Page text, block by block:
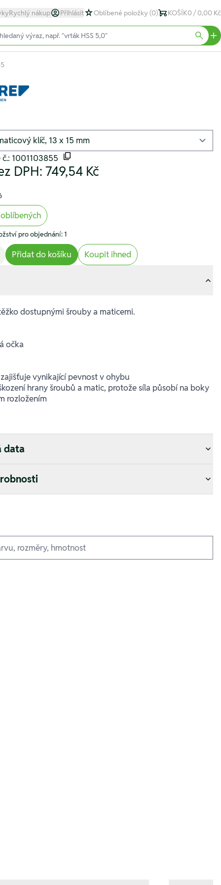
Rychlý nákup Přihlásit Oblíbené položky (0) KOŠÍK0 / 0,00 Kč
1001103855
DPH:749,54 Kč
pro objednání: 1
Přidat do košíku Koupit ihned
dostupnými šrouby a maticemi.
očka
vynikající pevnost v ohybu
hrany šroubů a matic, protože síla působí na boky
rozložením
data